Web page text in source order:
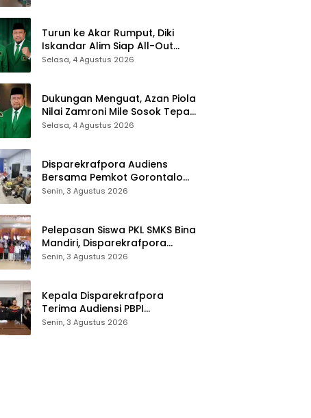
Turun ke Akar Rumput, Diki
Iskandar Alim Siap All-Out
Menangkan Zamroni Mile di
Selasa, 4 Agustus 2026
Dukungan Menguat, Azan Piola
Nilai Zamroni Mile Sosok Tepat
Teruskan Pembangunan Bone
Selasa, 4 Agustus 2026
Disparekrafpora Audiens
Bersama Pemkot Gorontalo
Bahas Dukungan GKK 2026
Senin, 3 Agustus 2026
Pelepasan Siswa PKL SMKS Bina
Mandiri, Disparekrafpora
Dorong Lahirnya SDM
Senin, 3 Agustus 2026
Kepala Disparekrafpora
Terima Audiensi PBPI
Gorontalo.
Senin, 3 Agustus 2026